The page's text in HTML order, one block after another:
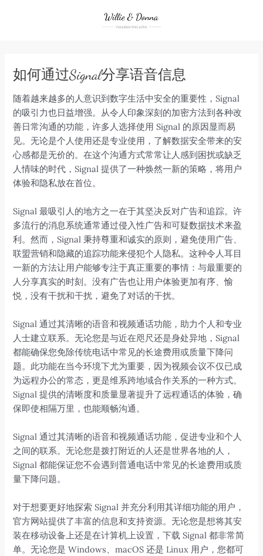
如何通过Signal分享语音信息
随着越来越多的人意识到数字生活中安全的重要性，Signal
的吸引力也日益增强。从令人印象深刻的加密方法到各种改
善日常沟通的功能，许多人选择使用 Signal 的原因显而易
见。无论是个人使用还是专业使用，了解数据安全带来的安
心感都是无价的。在这个沟通方式常常让人感到困扰或缺乏
人情味的时代，Signal 提供了一种焕然一新的策略，将用户
体验和隐私放在首位。
Signal 最吸引人的地方之一在于其坚决反对广告和追踪。许
多流行的消息系统通常通过侵入性广告和可疑数据技术来盈
利。然而，Signal 秉持尊重和诚实的原则，避免使用广告、
联盟营销和隐藏的追踪功能来侵犯个人隐私。这种令人耳目
一新的方法让用户能够专注于真正重要的事情：与最重要的
人分享真实的时刻。没有广告也让用户体验更加有序、愉
悦，没有干扰和干扰，避免了对话的干扰。
Signal 通过其清晰的语音和视频通话功能，助力个人和专业
人士建立联系。无论您是与近在咫尺还是身处异地，Signal
都能确保您免除传统电话中常见的长途费用或质量下降问
题。此功能在当今环境下尤为重要，因为视频会议不仅已成
为远程办公的常态，更是维系跨地域合作关系的一种方式。
Signal 提供的清晰度和质量显著提升了远程通话的体验，确
保即使相隔万里，也能顺畅沟通。
Signal 通过其清晰的语音和视频通话功能，促进专业和个人
之间的联系。无论您是拨打附近的人还是世界各地的人，
Signal 都能保证您不会遇到普通电话中常见的长途费用或质
量下降问题。
对于想要更好地探索 Signal 并充分利用其详细功能的用户，
官方网站提供了丰富的信息和支持资源。无论您是想将其安
装在移动设备上还是在计算机上设置，下载 Signal 都非常简
单。无论您是 Windows、macOS 还是 Linux 用户，您都可